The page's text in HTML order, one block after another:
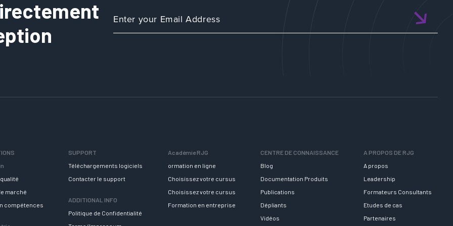
marché
compétences
SUPPORT
Téléchargements logiciels
Contacter le support
ADDITIONAL INFO
Politique de Confidentialité
Académie RJG
ormation en ligne
Choisissez votre cursus
Choisissez votre cursus
Formation en entreprise
CENTRE DE CONNAISSANCE
Blog
Documentation Produits
Publications
Dépliants
Vidéos
A PROPOS DE RJG
A propos
Leadership
Formateurs Consultants
Etudes de cas
Partenaires